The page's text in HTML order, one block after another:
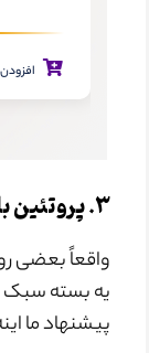
۳. پروتئین بار؛ دوست همیشگی کارمندان پرمشغله
واقعاً بعضی
یه بسته سبک
پیشنهاد ما